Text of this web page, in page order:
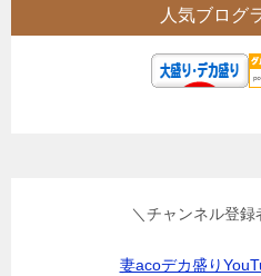
人気ブログ
＼チャンネル登録
妻acoデカ盛り